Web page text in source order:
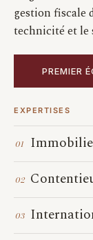
gestion fiscale
technicité et le
PREMIER
EXPERTISES
01
02
03